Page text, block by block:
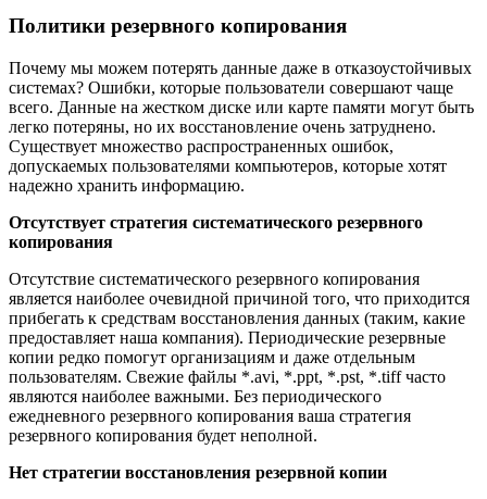
Политики резервного копирования
Почему мы можем потерять данные даже в отказоустойчивых
системах? Ошибки, которые пользователи совершают чаще
всего. Данные на жестком диске или карте памяти могут быть
легко потеряны, но их восстановление очень затруднено.
Существует множество распространенных ошибок,
допускаемых пользователями компьютеров, которые хотят
надежно хранить информацию.
Отсутствует стратегия систематического резервного
копирования
Отсутствие систематического резервного копирования
является наиболее очевидной причиной того, что приходится
прибегать к средствам восстановления данных (таким, какие
предоставляет наша компания). Периодические резервные
копии редко помогут организациям и даже отдельным
пользователям. Свежие файлы *.avi, *.ppt, *.pst, *.tiff часто
являются наиболее важными. Без периодического
ежедневного резервного копирования ваша стратегия
резервного копирования будет неполной.
Нет стратегии восстановления резервной копии